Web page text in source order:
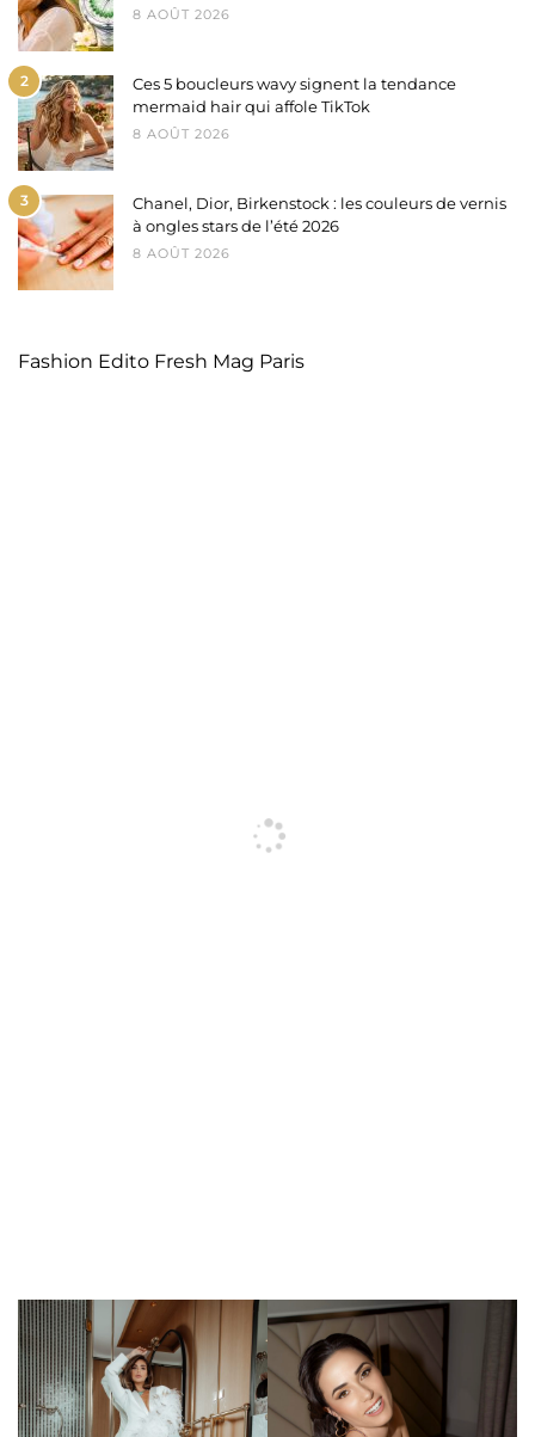
8 AOÛT 2026
2
Ces 5 boucleurs wavy signent la tendance
mermaid hair qui affole TikTok
8 AOÛT 2026
3
Chanel, Dior, Birkenstock : les couleurs de vernis
à ongles stars de l’été 2026
8 AOÛT 2026
Fashion Edito Fresh Mag Paris